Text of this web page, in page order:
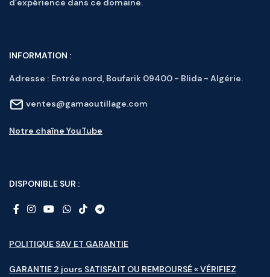
d’expérience dans ce domaine.
INFORMATION :
Adresse : Entrée nord, Boufarik 09400 - Blida - Algérie.
ventes@gamaoutillage.com
Notre chaîne YouTube
DISPONIBLE SUR :
POLITIQUE SAV ET GARANTIE
GARANTIE 2 jours SATISFAIT OU REMBOURSÉ « VÉRIFIEZ